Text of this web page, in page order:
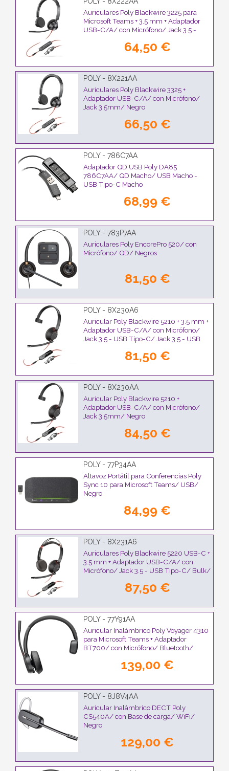
Auriculares Poly Blackwire 3225 para
Microsoft Teams + 3.5 mm + Adaptador
USB-C/A/ con Micrófono/ Jack 3.5 -
64,50 €
POLY - 8X221AA
Auriculares Poly Blackwire 3325 +
Adaptador USB-C/A/ con Micrófono/
Jack 3.5mm/ Negro
66,50 €
POLY - 786C7AA
Adaptador QD USB Poly DA85
786C7AA/ QD Macho/ USB Macho -
USB Tipo-C Macho
68,99 €
POLY - 783P7AA
Auriculares Poly EncorePro 520/ con
Micrófono/ QD/ Negros
81,50 €
POLY - 8X230A6
Auricular Poly Blackwire 5210 + 3.5 mm +
Adaptador USB-C/A/ con Micrófono/
Jack 3.5 - USB Tipo-C/ Jack 3.5 - USB
81,50 €
POLY - 8X230AA
Auricular Poly Blackwire 5210 +
Adaptador USB-C/A/ con Micrófono/
Jack 3.5mm/ Negro
84,50 €
POLY - 77P34AA
Altavoz Portátil para Conferencias Poly
Sync 10 para Microsoft Teams/ USB/
Negro
84,99 €
POLY - 8X231A6
Auriculares Poly Blackwire 5220 USB-C +
3.5 mm + Adaptador USB-C/A/ con
Micrófono/ Jack 3.5 - USB Tipo-C/ Bulk/
87,50 €
POLY - 77Y91AA
Auricular Inalámbrico Poly Voyager 4310
para Microsoft Teams + Adaptador
BT700/ con Micrófono/ Bluetooth/
139,00 €
POLY - 8J8V4AA
Auricular Inalámbrico DECT Poly
CS540A/ con Base de carga/ WiFi/
Negro
129,00 €